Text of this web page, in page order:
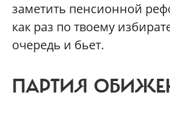
заметить пенсионной
как раз по твоему
очередь и бьет.
ПАРТИЯ